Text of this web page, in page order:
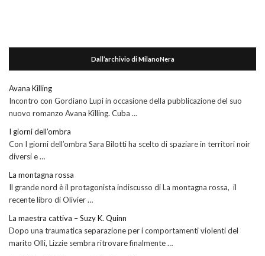
Dall’archivio di MilanoNera
Avana Killing
Incontro con Gordiano Lupi in occasione della pubblicazione del suo
nuovo romanzo Avana Killing. Cuba …
I giorni dell’ombra
Con I giorni dell’ombra Sara Bilotti ha scelto di spaziare in territori noir
diversi e …
La montagna rossa
Il grande nord è il protagonista indiscusso di La montagna rossa, il
recente libro di Olivier …
La maestra cattiva – Suzy K. Quinn
Dopo una traumatica separazione per i comportamenti violenti del
marito Olli, Lizzie sembra ritrovare finalmente …